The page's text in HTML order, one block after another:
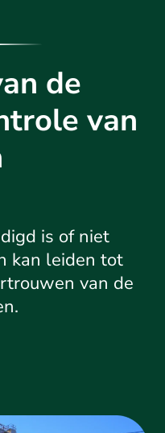
de
van
is of niet
kan leiden tot
van de